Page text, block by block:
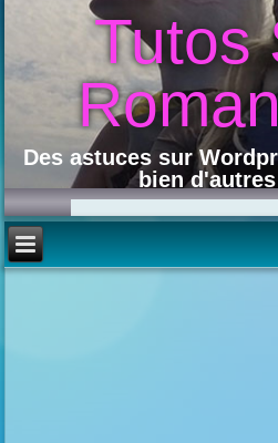
Tutos
Des astuces sur
bien